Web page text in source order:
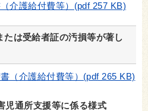
介護給付費等）(pdf 257 KB)
たは受給者証の汚損等が著し
（介護給付費等）(pdf 265 KB)
児通所支援等に係る様式